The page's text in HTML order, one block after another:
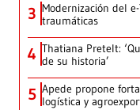
3 Modernización del
traumáticas
4 Thatiana Pretelt:
de su historia’
5 Apede propone
logística y